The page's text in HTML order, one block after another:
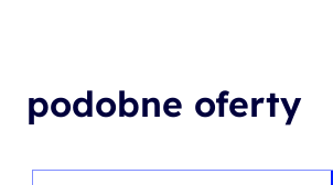
podobne oferty